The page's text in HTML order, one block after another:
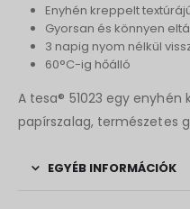
Enyhén kreppelt
Gyorsan és könnyen
3 napig nyom nélkül
60°C-ig hőálló
A tesa® 51023 egy
papírszalag, természetes
EGYÉB INFORMÁCIÓK